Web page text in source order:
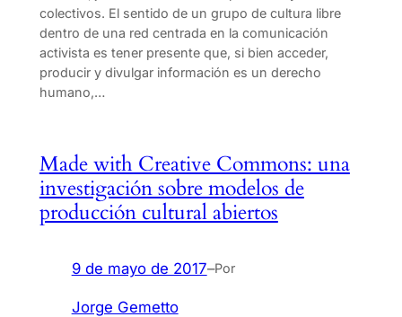
colectivos. El sentido de un grupo de cultura libre
dentro de una red centrada en la comunicación
activista es tener presente que, si bien acceder,
producir y divulgar información es un derecho
humano,…
Made with Creative Commons: una
investigación sobre modelos de
producción cultural abiertos
9 de mayo de 2017–Por
Jorge Gemetto